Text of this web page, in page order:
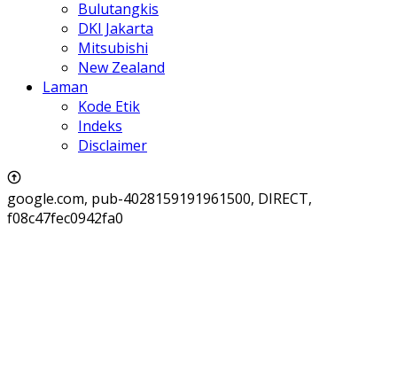
Bulutangkis
DKI Jakarta
Mitsubishi
New Zealand
Laman
Kode Etik
Indeks
Disclaimer
google.com, pub-4028159191961500, DIRECT,
f08c47fec0942fa0